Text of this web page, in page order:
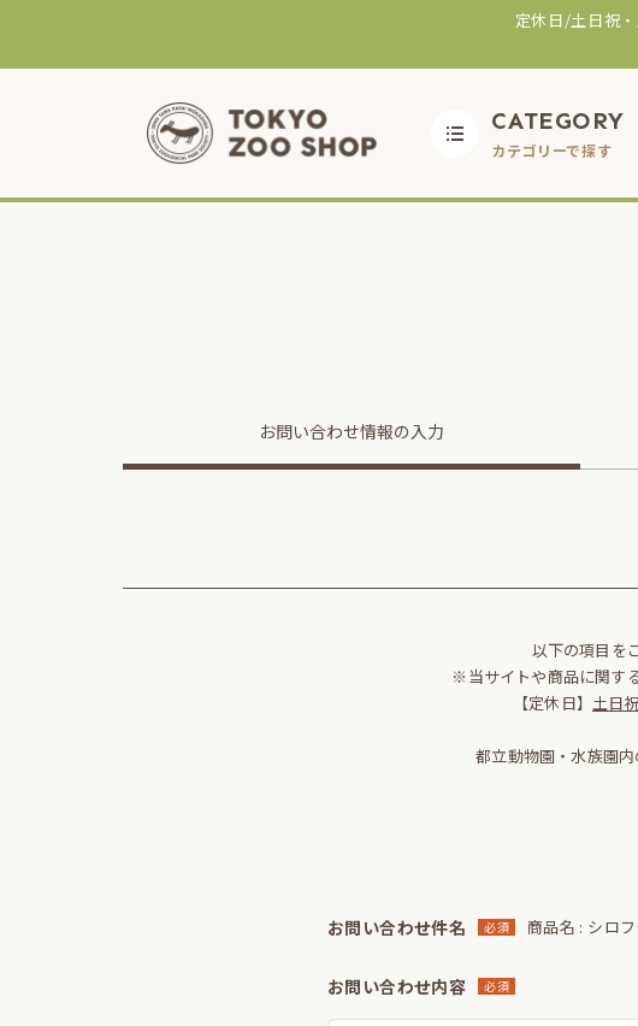
定休日/土日祝
CATEGORY
カテゴリーで探す
お問い合わせ情報の入力
以下の項目を
※当サイトや商品に関す
【定休日】 土日
都立動物園・水族園
お問い合わせ件名 必須 商品名 : シロ
お問い合わせ内容 必須